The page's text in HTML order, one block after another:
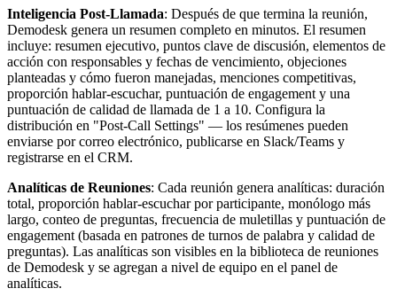
Inteligencia Post-Llamada: Después de que termina la reunión,
Demodesk genera un resumen completo en minutos. El resumen
incluye: resumen ejecutivo, puntos clave de discusión, elementos de
acción con responsables y fechas de vencimiento, objeciones
planteadas y cómo fueron manejadas, menciones competitivas,
proporción hablar-escuchar, puntuación de engagement y una
puntuación de calidad de llamada de 1 a 10. Configura la
distribución en "Post-Call Settings" — los resúmenes pueden
enviarse por correo electrónico, publicarse en Slack/Teams y
registrarse en el CRM.
Analíticas de Reuniones: Cada reunión genera analíticas: duración
total, proporción hablar-escuchar por participante, monólogo más
largo, conteo de preguntas, frecuencia de muletillas y puntuación de
engagement (basada en patrones de turnos de palabra y calidad de
preguntas). Las analíticas son visibles en la biblioteca de reuniones
de Demodesk y se agregan a nivel de equipo en el panel de
analíticas.